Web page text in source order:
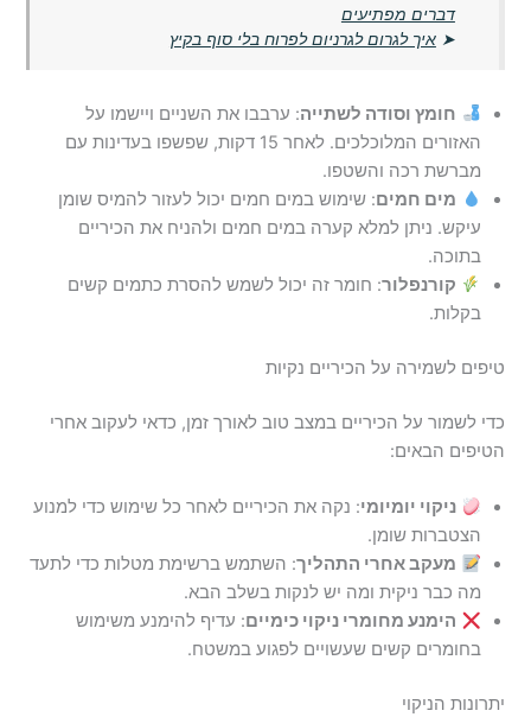
דברים מפתיעים
➤איך לגרום לגרניום לפרוח בלי סוף בקיץ
חומץ וסודה לשתייה: ערבבו את השניים ויישמו על
האזורים המלוכלכים. לאחר 15 דקות, שפשפו בעדינות עם
מברשת רכה והשטפו.
מים חמים: שימוש במים חמים יכול לעזור להמיס שומן
עיקש. ניתן למלא קערה במים חמים ולהניח את הכיריים
בתוכה.
קורנפלור: חומר זה יכול לשמש להסרת כתמים קשים
בקלות.
טיפים לשמירה על הכיריים נקיות
כדי לשמור על הכיריים במצב טוב לאורך זמן, כדאי לעקוב אחרי
הטיפים הבאים:
ניקוי יומיומי: נקה את הכיריים לאחר כל שימוש כדי למנוע
הצטברות שומן.
מעקב אחרי התהליך: השתמש ברשימת מטלות כדי לתעד
מה כבר ניקית ומה יש לנקות בשלב הבא.
הימנע מחומרי ניקוי כימיים: עדיף להימנע משימוש
בחומרים קשים שעשויים לפגוע במשטח.
יתרונות הניקוי